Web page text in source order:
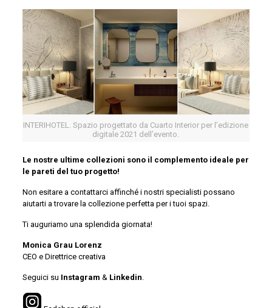
INTERIHOTEL. Spazio progettato da Cuarto Interior per l’edizione
digitale 2021 dell’evento.
Le nostre ultime collezioni sono il complemento ideale per
le pareti del tuo progetto!
Non esitare a contattarci affinché i nostri specialisti possano
aiutarti a trovare la collezione perfetta per i tuoi spazi.
Ti auguriamo una splendida giornata!
Monica Grau Lorenz
CEO e Direttrice creativa
Seguici su Instagram & Linkedin.